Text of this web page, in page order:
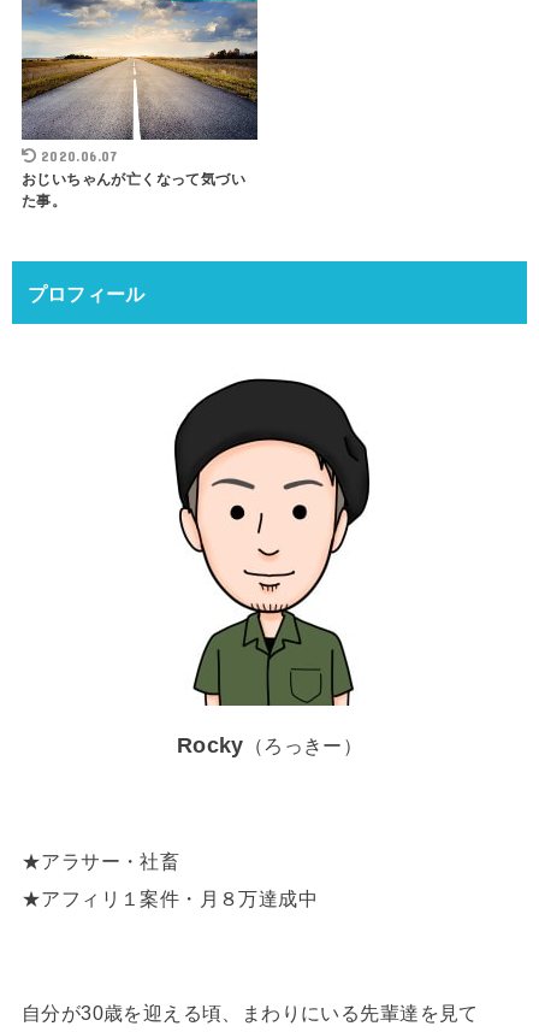
2020.06.07
おじいちゃんが亡くなって気づい
た事。
プロフィール
Rocky （ろっきー）
★アラサー・社畜
★アフィリ１案件・月８万達成中
自分が30歳を迎える頃、まわりにいる先輩達を見て